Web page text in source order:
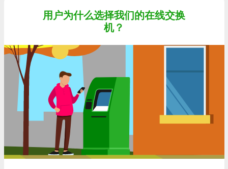
用户为什么选择我们的在线交换
机？